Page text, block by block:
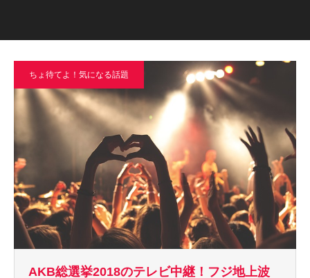
ちょ待てよ！気になる話題
AKB総選挙2018のテレビ中継！フジ地上波